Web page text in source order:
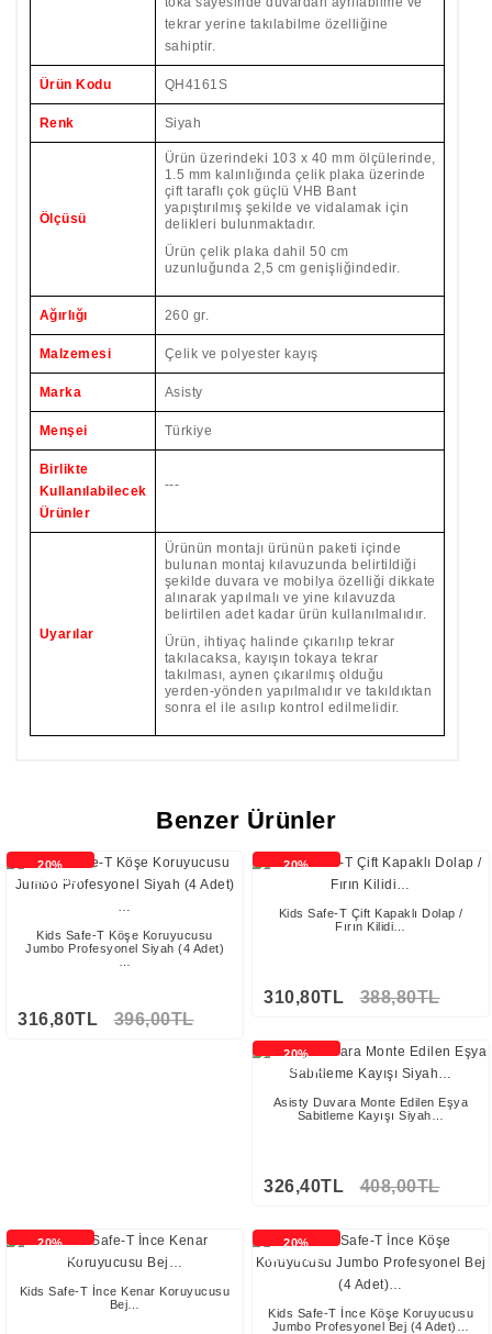
tekrar yerine takılabilme özelliğine
sahiptir.
Ürün Kodu QH4161S
Renk Siyah
Ölçüsü
Ürün üzerindeki 103 x 40 mm ölçülerinde,
1.5 mm kalınlığında çelik plaka üzerinde
çift taraflı çok güçlü VHB Bant
yapıştırılmış şekilde ve vidalamak için
delikleri bulunmaktadır.
Ürün çelik plaka dahil 50 cm
uzunluğunda 2,5 cm genişliğindedir.
Ağırlığı 260 gr.
Malzemesi Çelik ve polyester kayış
Marka Asisty
Menşei Türkiye
Birlikte
Kullanılabilecek
Ürünler
---
Uyarılar
Ürünün montajı ürünün paketi içinde
bulunan montaj kılavuzunda belirtildiği
şekilde duvara ve mobilya özelliği dikkate
alınarak yapılmalı ve yine kılavuzda
belirtilen adet kadar ürün kullanılmalıdır.
Ürün, ihtiyaç halinde çıkarılıp tekrar
takılacaksa, kayışın tokaya tekrar
takılması, aynen çıkarılmış olduğu
yerden-yönden yapılmalıdır ve takıldıktan
sonra el ile asılıp kontrol edilmelidir.
Benzer Ürünler
20%
İNDİRİMLİ
Kids Safe-T Köşe Koruyucusu
Jumbo Profesyonel Siyah (4 Adet)
316,80TL 396,00TL
20%
Kids Safe-T Çift Kapaklı Dolap /
Fırın Kilidi…
310,80TL 388,80TL
20%
İNDİRİMLİ
Asisty Duvara Monte Edilen Eşya
Sabitleme Kayışı Siyah…
326,40TL 408,00TL
20%
İNDİRİMLİ
Kids Safe-T İnce Kenar Koruyucusu
Bej…
20%
İNDİRİMLİ
Kids Safe-T İnce Köşe Koruyucusu
Jumbo Profesyonel Bej (4 Adet)…